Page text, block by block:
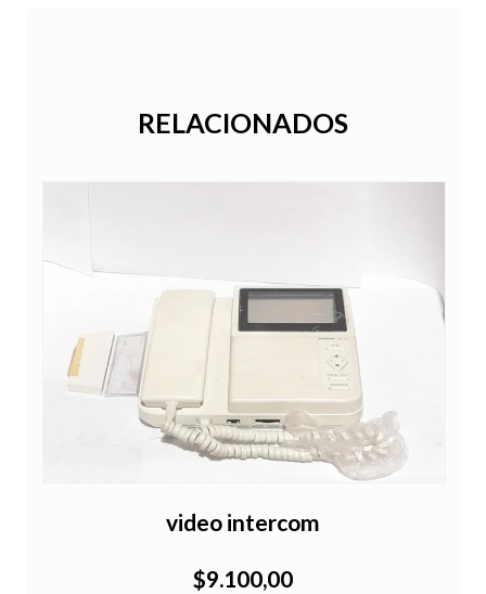
RELACIONADOS
video intercom
$9.100,00